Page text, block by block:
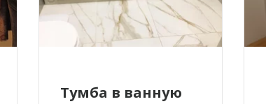
Тумба в ванную